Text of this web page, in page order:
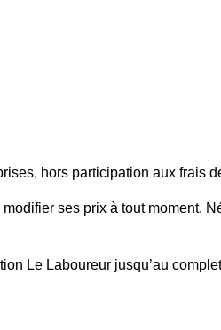
hors participation aux frais
ses prix à tout moment.
Le Laboureur jusqu’au